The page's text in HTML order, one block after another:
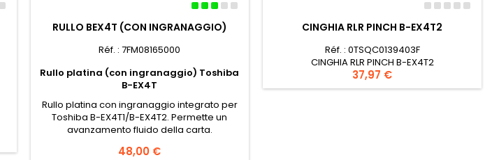
RULLO BEX4T (CON INGRANAGGIO)
Réf. : 7FM08165000
Rullo platina (con ingranaggio) Toshiba
B-EX4T
Rullo platina con ingranaggio integrato per
Toshiba B-EX4T1/B-EX4T2. Permette un
avanzamento fluido della carta.
Prezzo
48,00 €
CINGHIA RLR PINCH B-EX4T2
Réf. : 0TSQC0139403F
CINGHIA RLR PINCH B-EX4T2
Prezzo
37,97 €